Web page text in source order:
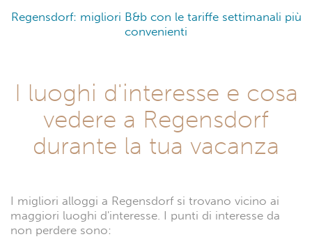
Regensdorf: migliori B&b con le tariffe settimanali più
convenienti
I luoghi d'interesse e cosa
vedere a Regensdorf
durante la tua vacanza
I migliori alloggi a Regensdorf si trovano vicino ai
maggiori luoghi d'interesse. I punti di interesse da
non perdere sono: